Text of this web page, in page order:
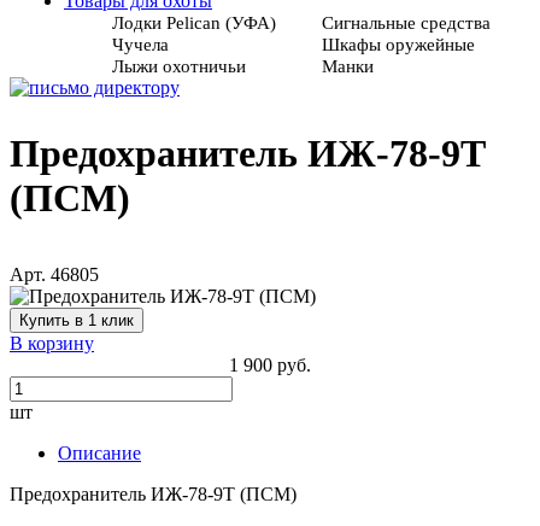
Лодки Pelican (УФА)
Сигнальные средства
Чучела
Шкафы оружейные
Лыжи охотничьи
Манки
Предохранитель ИЖ-78-9Т
(ПСМ)
Арт. 46805
Купить в 1 клик
В корзину
1 900 руб.
шт
Описание
Предохранитель ИЖ-78-9Т (ПСМ)